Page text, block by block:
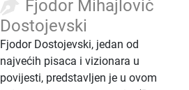
Fjodor Mihajlovič
Dostojevski
Fjodor Dostojevski, jedan od
najvećih pisaca i vizionara u
povijesti, predstavljen je u ovom